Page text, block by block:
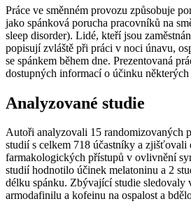
Práce ve směnném provozu způsobuje
jako spánková porucha pracovníků na
sleep disorder). Lidé, kteří jsou
popisují zvláště při práci v noci únavu,
se spánkem během dne. Prezentovaná
dostupných informací o účinku
Analyzované studie
Autoři analyzovali 15 randomizovaných
studií s celkem 718 účastníky a
farmakologických přístupů v ovlivnění
studií hodnotilo účinek melatoninu a 2
délku spánku. Zbývající studie sledovaly
armodafinilu a kofeinu na ospalost a